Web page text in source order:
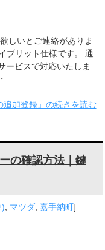
しいとご連絡がありま
ブリット仕様です。 通
ービスで対応いたしま
追加登録」の続きを読む
の確認方法｜鍵
) マツダ ,嘉手納町]